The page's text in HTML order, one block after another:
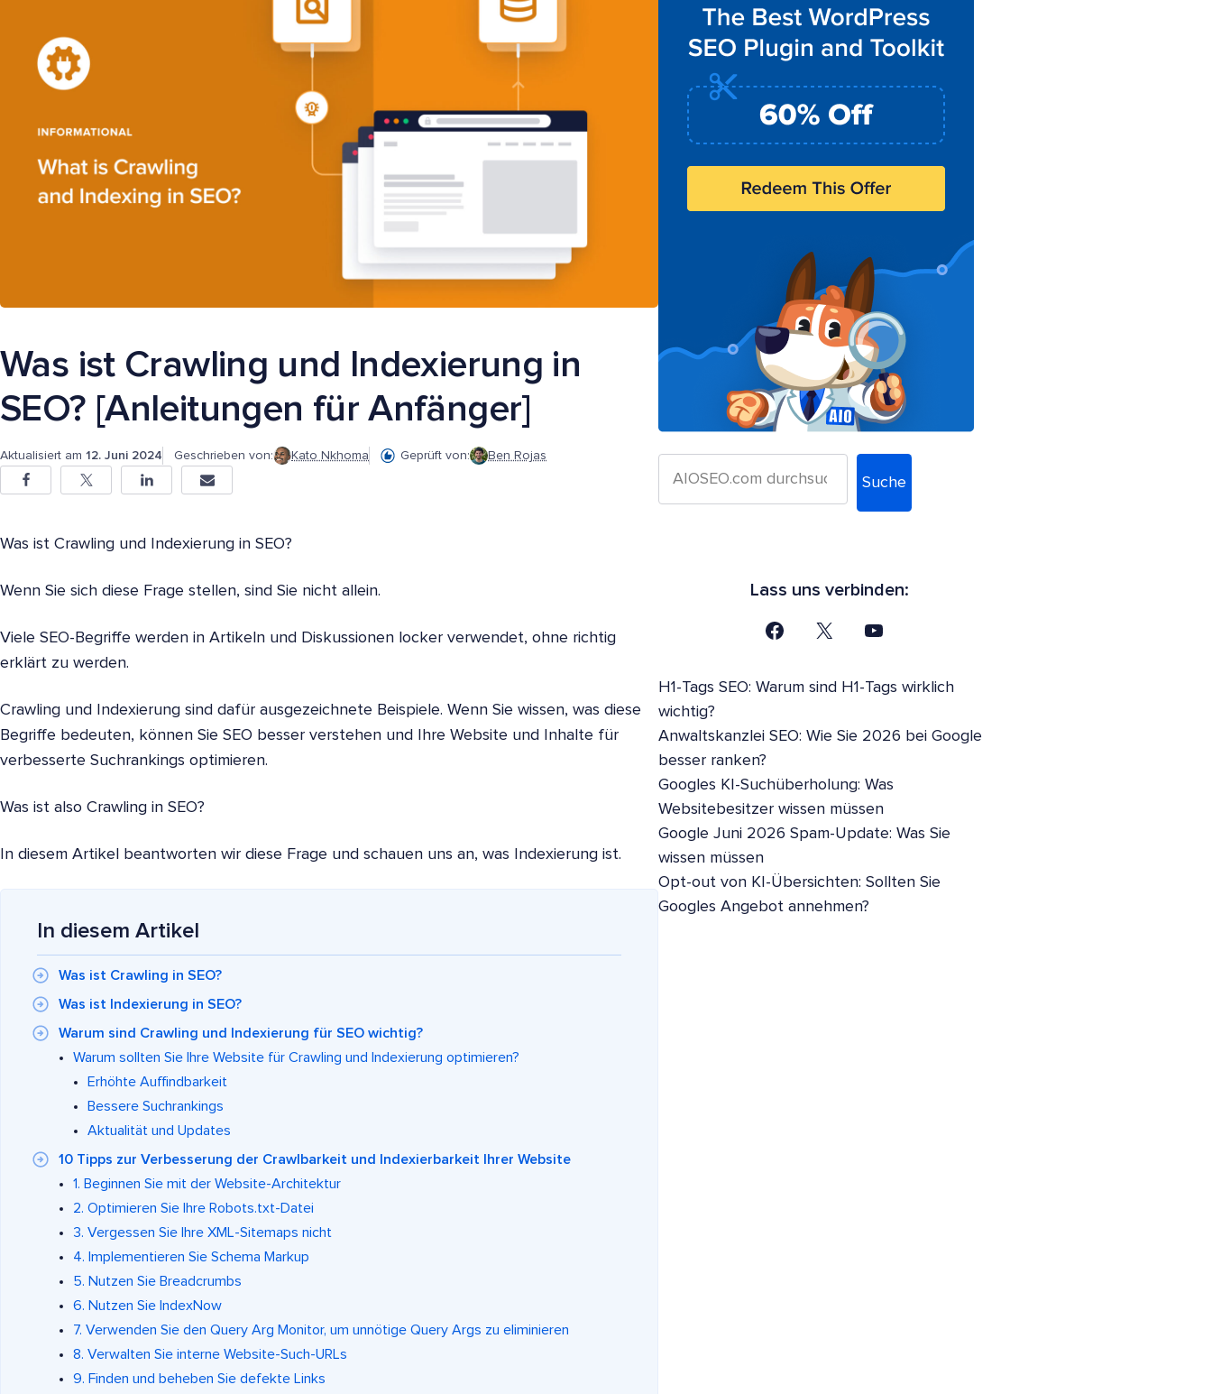
Was ist Crawling und Indexierung in
SEO? [Anleitungen für Anfänger]
Aktualisiert am 12. Juni 2024 Geschrieben von: Kato Nkhoma Geprüft von: Ben Rojas
Was ist Crawling und Indexierung in SEO?
Wenn Sie sich diese Frage stellen, sind Sie nicht allein.
Viele SEO-Begriffe werden in Artikeln und Diskussionen locker verwendet, ohne richtig
erklärt zu werden.
Crawling und Indexierung sind dafür ausgezeichnete Beispiele. Wenn Sie wissen, was diese
Begriffe bedeuten, können Sie SEO besser verstehen und Ihre Website und Inhalte für
verbesserte Suchrankings optimieren.
Was ist also Crawling in SEO?
In diesem Artikel beantworten wir diese Frage und schauen uns an, was Indexierung ist.
In diesem Artikel
Was ist Crawling in SEO?
Was ist Indexierung in SEO?
Warum sind Crawling und Indexierung für SEO wichtig?
Warum sollten Sie Ihre Website für Crawling und Indexierung optimieren?
Erhöhte Auffindbarkeit
Bessere Suchrankings
Aktualität und Updates
10 Tipps zur Verbesserung der Crawlbarkeit und Indexierbarkeit Ihrer Website
1. Beginnen Sie mit der Website-Architektur
2. Optimieren Sie Ihre Robots.txt-Datei
3. Vergessen Sie Ihre XML-Sitemaps nicht
4. Implementieren Sie Schema Markup
5. Nutzen Sie Breadcrumbs
6. Nutzen Sie IndexNow
7. Verwenden Sie den Query Arg Monitor, um unnötige Query Args zu eliminieren
8. Verwalten Sie interne Website-Such-URLs
9. Finden und beheben Sie defekte Links
Suche
Lass uns verbinden:
H1-Tags SEO: Warum sind H1-Tags wirklich
wichtig?
Anwaltskanzlei SEO: Wie Sie 2026 bei Google
besser ranken?
Googles KI-Suchüberholung: Was
Websitebesitzer wissen müssen
Google Juni 2026 Spam-Update: Was Sie
wissen müssen
Opt-out von KI-Übersichten: Sollten Sie
Googles Angebot annehmen?